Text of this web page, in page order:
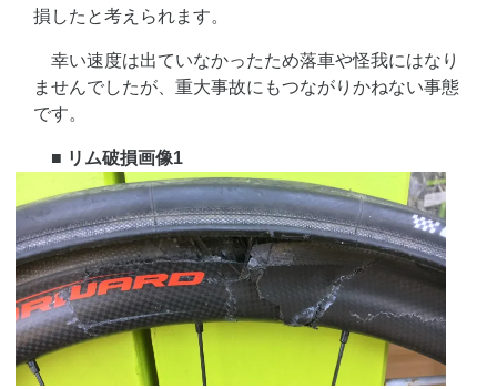
損したと考えられます。
幸い速度は出ていなかったため落車や怪我にはなり
ませんでしたが、重大事故にもつながりかねない事態
です。
■ リム破損画像1